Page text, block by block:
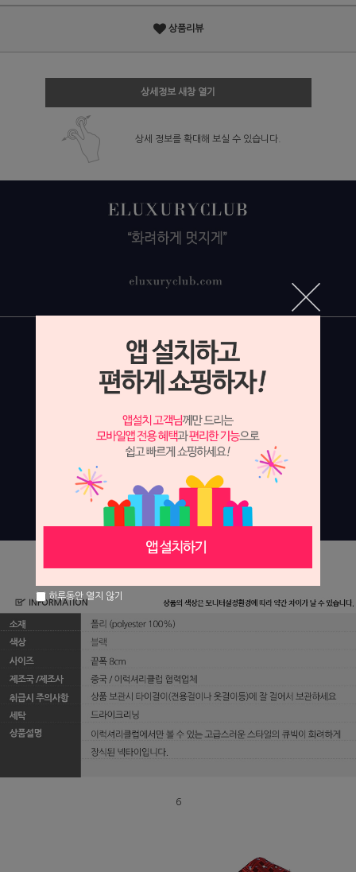
상품리뷰
상세정보 새창 열기
상세 정보를 확대해 보실 수 있습니다.
6
하루동안 열지 않기